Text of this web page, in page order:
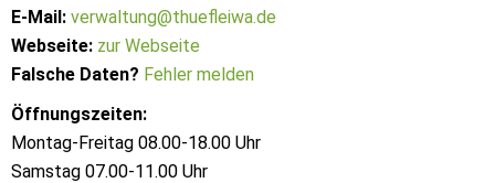
E-Mail: verwaltung@thuefleiwa.de
Webseite: zur Webseite
Falsche Daten? Fehler melden
Öffnungszeiten:
Montag-Freitag 08.00-18.00 Uhr
Samstag 07.00-11.00 Uhr